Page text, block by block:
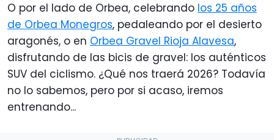
O por el lado de Orbea, celebrando los 25 años
de Orbea Monegros, pedaleando por el desierto
aragonés, o en Orbea Gravel Rioja Alavesa,
disfrutando de las bicis de gravel: los auténticos
SUV del ciclismo. ¿Qué nos traerá 2026? Todavía
no lo sabemos, pero por si acaso, iremos
entrenando...